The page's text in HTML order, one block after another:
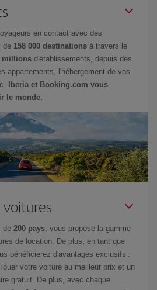
en contact avec des
de 158 000 destinations à travers le
millions d'établissements, depuis des
appartements, l'hébergement de vos
Iberia et Booking.com vous
le monde.
voitures
de 200 pays , vous propose la gamme
de location. De plus, en tant que
bénéficierez d'avantages exclusifs :
votre voiture au meilleur prix et un
gratuit. De plus, avec chaque